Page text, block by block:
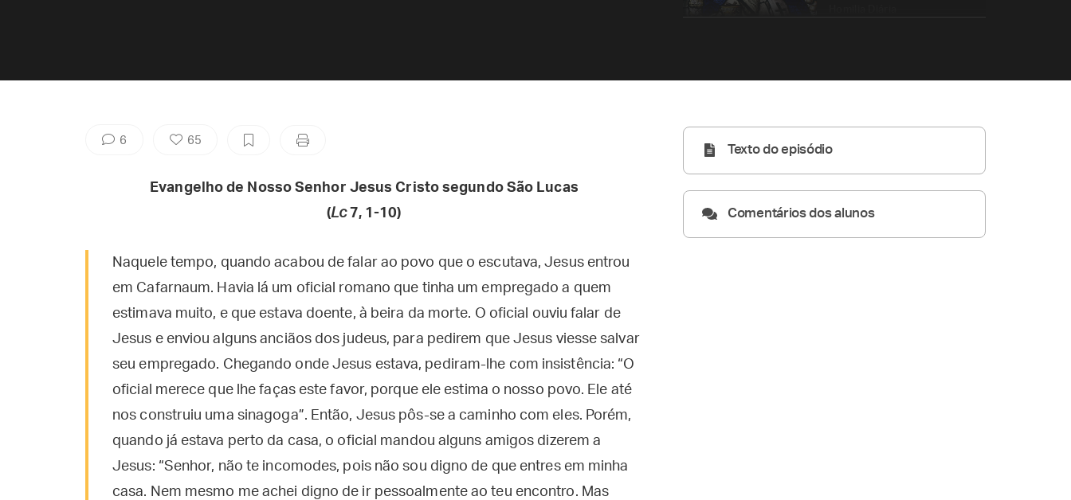
6 65
Evangelho de Nosso Senhor Jesus Cristo segundo São Lucas
(Lc7, 1-10)
Naquele tempo, quando acabou de falar ao povo que o escutava, Jesus entrou
em Cafarnaum. Havia lá um oficial romano que tinha um empregado a quem
estimava muito, e que estava doente, à beira da morte. O oficial ouviu falar de
Jesus e enviou alguns anciãos dos judeus, para pedirem que Jesus viesse salvar
seu empregado. Chegando onde Jesus estava, pediram-lhe com insistência: “O
oficial merece que lhe faças este favor, porque ele estima o nosso povo. Ele até
nos construiu uma sinagoga”. Então, Jesus pôs-se a caminho com eles. Porém,
quando já estava perto da casa, o oficial mandou alguns amigos dizerem a
Jesus: “Senhor, não te incomodes, pois não sou digno de que entres em minha
casa. Nem mesmo me achei digno de ir pessoalmente ao teu encontro. Mas
Texto do episódio
Comentários dos alunos